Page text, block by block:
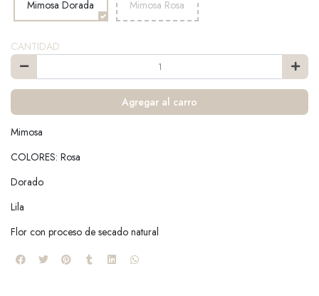
Mimosa Dorada Mimosa Rosa
CANTIDAD
Agregar al carro
Mimosa
COLORES: Rosa
Dorado
Lila
Flor con proceso de secado natural